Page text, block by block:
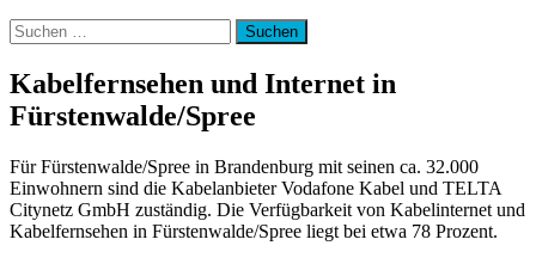
Suchen
nach:
Kabelfernsehen und Internet in
Fürstenwalde/Spree
Für Fürstenwalde/Spree in Brandenburg mit seinen ca. 32.000
Einwohnern sind die Kabelanbieter Vodafone Kabel und TELTA
Citynetz GmbH zuständig. Die Verfügbarkeit von Kabelinternet und
Kabelfernsehen in Fürstenwalde/Spree liegt bei etwa 78 Prozent.